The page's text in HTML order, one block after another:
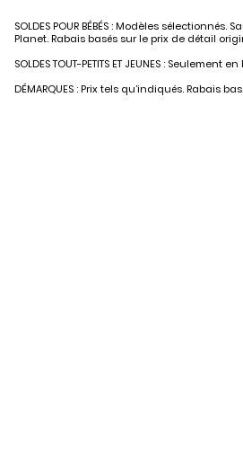
SOLDES POUR BÉBÉS : Modèles
Planet. Rabais basés sur le prix de détail
SOLDES TOUT-PETITS ET JEUNES :
DÉMARQUES : Prix tels qu’indiqués. Rabais